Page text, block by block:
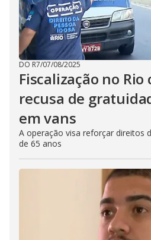
DO R7/07/08/2025
Fiscalização no
recusa de
em vans
A operação visa reforçar direitos
de 65 anos